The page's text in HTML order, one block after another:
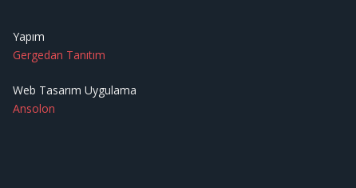
Yapım
Gergedan Tanıtım
Web Tasarım Uygulama
Ansolon